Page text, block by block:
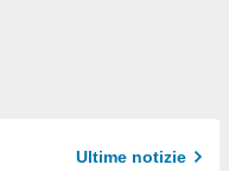
Ultime notizie